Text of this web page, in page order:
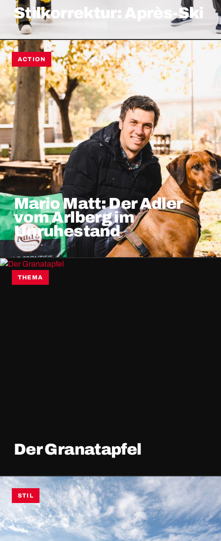
Stilkorrektur: Après-Ski
ACTION
Mario Matt: Der Adler
vom Arlberg im
Unruhestand
THEMA
Der Granatapfel
STIL